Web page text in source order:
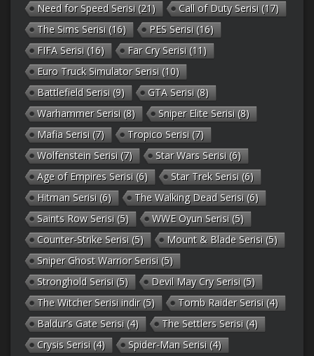
Need for Speed Serisi (21) Call of Duty Serisi (17)
The Sims Serisi (16) PES Serisi (16)
FIFA Serisi (16) Far Cry Serisi (11)
Euro Truck Simulator Serisi (10)
Battlefield Serisi (9) GTA Serisi (8)
Warhammer Serisi (8) Sniper Elite Serisi (8)
Mafia Serisi (7) Tropico Serisi (7)
Wolfenstein Serisi (7) Star Wars Serisi (6)
Age of Empires Serisi (6) Star Trek Serisi (6)
Hitman Serisi (6) The Walking Dead Serisi (6)
Saints Row Serisi (5) WWE Oyun Serisi (5)
Counter-Strike Serisi (5) Mount & Blade Serisi (5)
Sniper Ghost Warrior Serisi (5)
Stronghold Serisi (5) Devil May Cry Serisi (5)
The Witcher Serisi indir(5) Tomb Raider Serisi (4)
Baldur’s Gate Serisi (4) The Settlers Serisi (4)
Crysis Serisi (4) Spider-Man Serisi (4)